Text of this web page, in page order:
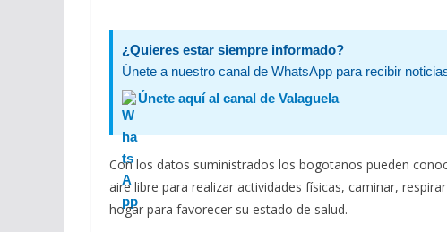
¿Quieres estar siempre informado?
Únete a nuestro canal de WhatsApp para recibir
Únete aquí al canal de Valaguela
Con los datos suministrados los bogotanos pueden
aire libre para realizar actividades físicas, caminar,
hogar para favorecer su estado de salud.